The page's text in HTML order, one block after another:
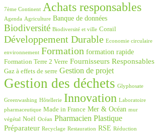
7ème Continent Achats responsables
Agenda Agriculture Banque de données
Biodiversité Biodiversité et ville Corail
Développement Durable Economie circulaire
environnement Formation formation rapide
Formation Terre 2 Verre Fournisseurs Responsables
Gaz à effets de serre Gestion de projet
Gestion des déchets Glyphosate
Greenwashing Hôtellerie Innovation Laboratoire
pharmaceutique Made in France Mer & Océan mur
végétal Noël Océan Pharmacien Plastique
Préparateur Recyclage Restauration RSE Réduction